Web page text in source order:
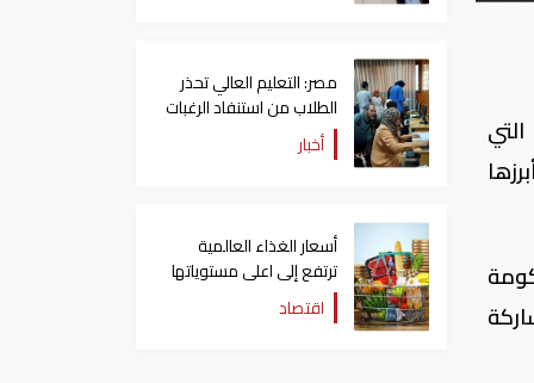
مصر: التعليم العالي تحذر
الطلاب من استنفاد الرغبات
قبل غلق التسجيل
أخبار
أسعار الغذاء العالمية
ترتفع إلى اعلى مستوياتها
منذ 3 سنواتاقتصاد